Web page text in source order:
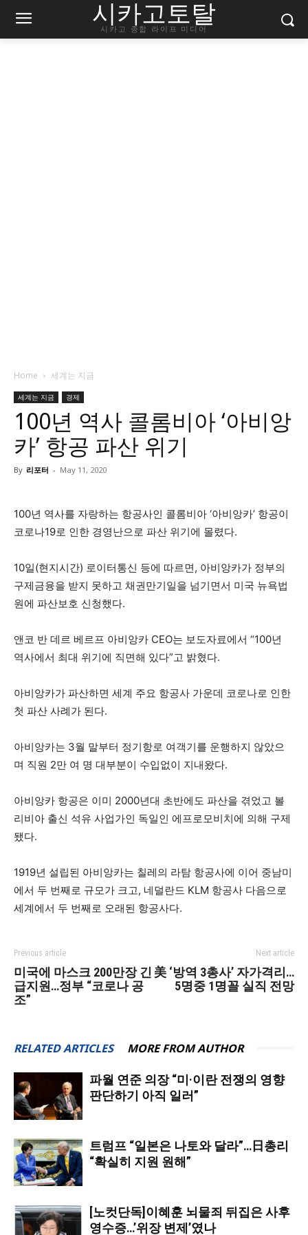
시카고토탈
시카고 종합 라이프 미디어
Home 세계는 지금
세계는 지금 경제
100년 역사 콜롬비아 ‘아비앙
카’ 항공 파산 위기
By 리포터 - May 11, 2020
100년 역사를 자랑하는 항공사인 콜롬비아 ‘아비앙카’ 항공이
코로나19로 인한 경영난으로 파산 위기에 몰렸다.
10일(현지시간) 로이터통신 등에 따르면, 아비앙카가 정부의
구제금융을 받지 못하고 채권만기일을 넘기면서 미국 뉴욕법
원에 파산보호 신청했다.
앤코 반 데르 베르프 아비앙카 CEO는 보도자료에서 “100년
역사에서 최대 위기에 직면해 있다”고 밝혔다.
아비앙카가 파산하면 세계 주요 항공사 가운데 코로나로 인한
첫 파산 사례가 된다.
아비앙카는 3월 말부터 정기항로 여객기를 운행하지 않았으
며 직원 2만 여 명 대부분이 수입없이 지내왔다.
아비앙카 항공은 이미 2000년대 초반에도 파산을 겪었고 볼
리비아 출신 석유 사업가인 독일인 에프로모비치에 의해 구제
됐다.
1919년 설립된 아비앙카는 칠레의 라탐 항공사에 이어 중남미
에서 두 번째로 규모가 크고, 네덜란드 KLM 항공사 다음으로
세계에서 두 번째로 오래된 항공사다.
Previous article
미국에 마스크 200만장 긴
급지원…정부 “코로나 공
조”
Next article
美 ‘방역 3총사’ 자가격리…
5명중 1명꼴 실직 전망
RELATED ARTICLES MORE FROM AUTHOR
파월 연준 의장 “미·이란 전쟁의 영향
판단하기 아직 일러”
트럼프 “일본은 나토와 달라”…日총리
“확실히 지원 원해”
[노컷단독]이혜훈 뇌물죄 뒤집은 사후
영수증…’위장 변제’였나